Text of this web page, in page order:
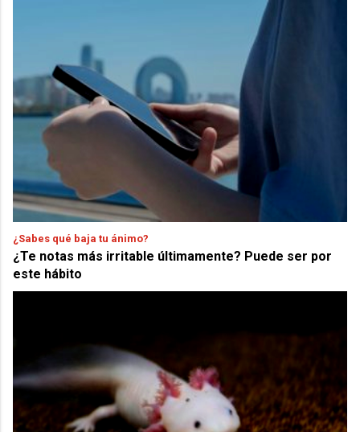
¿Sabes qué baja tu ánimo?
¿Te notas más irritable últimamente? Puede ser por
este hábito